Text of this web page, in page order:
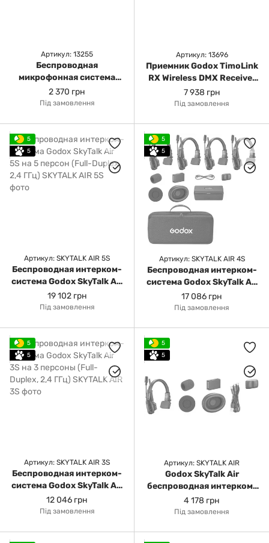
Артикул: 13255
Беспроводная
микрофонная система
Godox MoveLink Mini LT
для камер и устройств iOS
2 370 грн
Під замовлення
Артикул: 13696
Приемник Godox TimoLink
RX Wireless DMX Receiver
(TIMOLINK RX)*
7 938 грн
Під замовлення
5
5
Артикул: SKYTALK AIR 5S
Беспроводная интерком-
система Godox SkyTalk Air
5S на 5 персон (Full-
Duplex, 2,4 ГГц)
19 102 грн
Під замовлення
5
5
Артикул: SKYTALK AIR 4S
Беспроводная интерком-
система Godox SkyTalk Air
4S на 4 персоны (Full-
Duplex, 2,4 ГГц)
17 086 грн
Під замовлення
5
5
Артикул: SKYTALK AIR 3S
Беспроводная интерком-
система Godox SkyTalk Air
3S на 3 персоны (Full-
Duplex, 2,4 ГГц)
12 046 грн
Під замовлення
5
5
Артикул: SKYTALK AIR
Godox SkyTalk Air
беспроводная интерком-
система (на 1 персону)
(Full-Duplex, 2.4 GHz)
4 178 грн
Під замовлення